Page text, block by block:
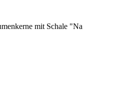
mit Schale "Na